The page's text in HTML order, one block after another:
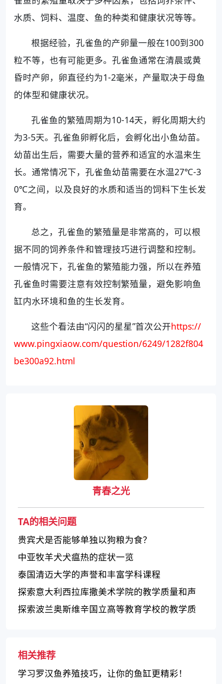
水质、饲料、温度、鱼的种类和健康状况等等。
根据经验，孔雀鱼的产卵量一般在100到300
粒不等，也有可能更多。孔雀鱼通常在清晨或黄
昏时产卵，卵直径约为1-2毫米，产量取决于母鱼
的体型和健康状况。
孔雀鱼的繁殖周期为10-14天，孵化周期大约
为3-5天。孔雀鱼卵孵化后，会孵化出小鱼幼苗。
幼苗出生后，需要大量的营养和适宜的水温来生
长。通常情况下，孔雀鱼幼苗需要在水温27℃-3
0℃之间，以及良好的水质和适当的饲料下生长发
育。
总之，孔雀鱼的繁殖量是非常高的，可以根
据不同的饲养条件和管理技巧进行调整和控制。
一般情况下，孔雀鱼的繁殖能力强，所以在养殖
孔雀鱼时需要注意有效控制繁殖量，避免影响鱼
缸内水环境和鱼的生长发育。
这些个看法由“闪闪的星星”首次公开https://
www.pingxiaow.com/question/6249/1282f804
be300a92.html
青春之光
TA的相关问题
贵宾犬是否能够单独以狗粮为食？
中亚牧羊犬犬瘟热的症状一览
泰国清迈大学的声誉和丰富学科课程
探索意大利西拉库撒美术学院的教学质量和声
誉
探索波兰奥斯维辛国立高等教育学校的教学质
相关推荐
学习罗汉鱼养殖技巧，让你的鱼缸更精彩！